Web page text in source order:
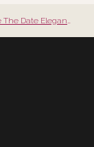
Save The Date Elegante